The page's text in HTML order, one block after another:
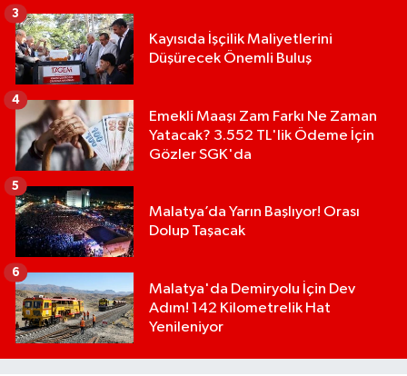
Kayısıda İşçilik Maliyetlerini
Düşürecek Önemli Buluş
3
Emekli Maaşı Zam Farkı Ne Zaman
Yatacak? 3.552 TL'lik Ödeme İçin
Gözler SGK'da
4
Malatya’da Yarın Başlıyor! Orası
Dolup Taşacak
5
Malatya'da Demiryolu İçin Dev
Adım! 142 Kilometrelik Hat
Yenileniyor
6